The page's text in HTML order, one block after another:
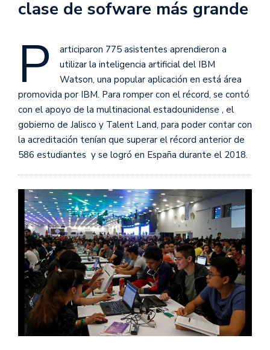
clase de sofware más grande
P
articiparon 775 asistentes aprendieron a
utilizar la inteligencia artificial del IBM
Watson, una popular aplicación en está área
promovida por IBM. Para romper con el récord, se contó
con el apoyo de la multinacional estadounidense , el
gobierno de Jalisco y Talent Land, para poder contar con
la acreditación tenían que superar el récord anterior de
586 estudiantes y se logró en España durante el 2018.